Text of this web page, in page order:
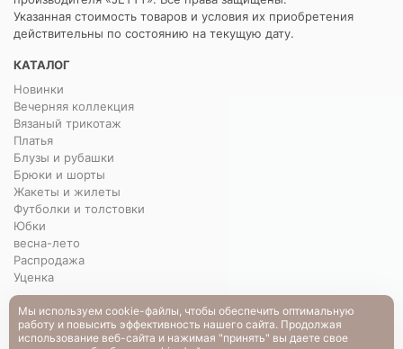
Указанная стоимость товаров и условия их приобретения
действительны по состоянию на текущую дату.
КАТАЛОГ
Новинки
Вечерняя коллекция
Вязаный трикотаж
Платья
Блузы и рубашки
Брюки и шорты
Жакеты и жилеты
Футболки и толстовки
Юбки
весна-лето
Распродажа
Уценка
О НАС
О нас
Мы используем cookie-файлы, чтобы обеспечить оптимальную
работу и повысить эффективность нашего сайта. Продолжая
использование веб-сайта и нажимая "принять" вы даете свое